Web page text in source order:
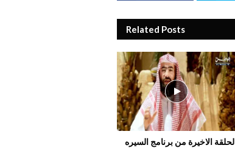
Related Posts
الحلقة الاخيرة من برنامج السيره